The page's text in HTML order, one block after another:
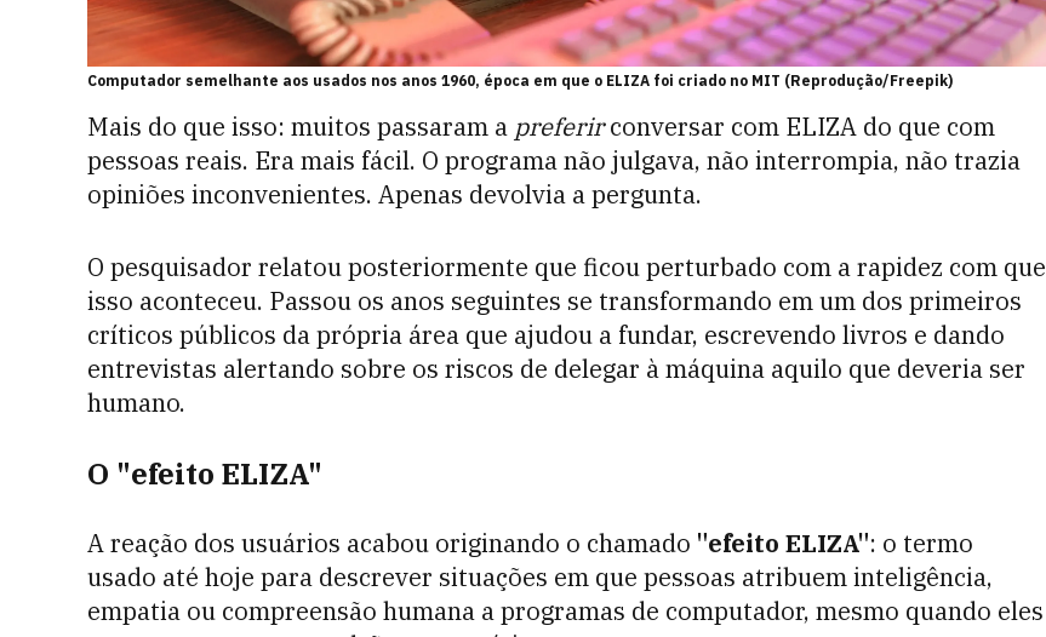
Computador semelhante aos usados nos anos 1960, época em que o ELIZA foi criado no MIT (Reprodução/Freepik)
Mais do que isso: muitos passaram a preferirconversar com ELIZA do que com
pessoas reais. Era mais fácil. O programa não julgava, não interrompia, não trazia
opiniões inconvenientes. Apenas devolvia a pergunta.
O pesquisador relatou posteriormente que ficou perturbado com a rapidez com que
isso aconteceu. Passou os anos seguintes se transformando em um dos primeiros
críticos públicos da própria área que ajudou a fundar, escrevendo livros e dando
entrevistas alertando sobre os riscos de delegar à máquina aquilo que deveria ser
humano.
O "efeito ELIZA"
A reação dos usuários acabou originando o chamado "efeito ELIZA": o termo
usado até hoje para descrever situações em que pessoas atribuem inteligência,
empatia ou compreensão humana a programas de computador, mesmo quando eles